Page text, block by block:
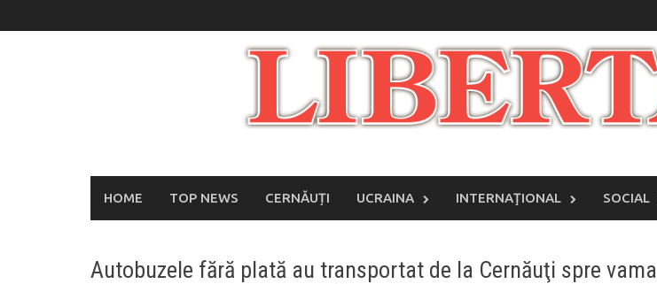
to
HOME TOP NEWS CERNĂUȚI UCRAINA INTERNAŢIONAL SOCIAL
Autobuzele fără plată au transportat de la Cernăuţi spre vama